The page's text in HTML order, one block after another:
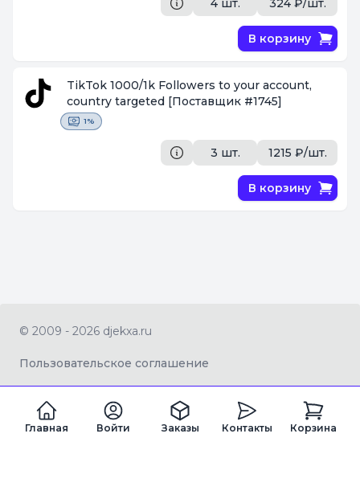
4 шт. 324 ₽/шт.
В корзину
TikTok 1000/1k Followers to your account,
country targeted [Поставщик #1745]
1%
3 шт. 1215 ₽/шт.
В корзину
Главная Войти Заказы Контакты Корзина
© 2009 - 2026 djekxa.ru
Пользовательское соглашение